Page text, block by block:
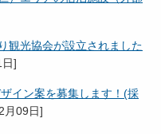
光協会が設立されました
]
イン案を募集します！(採
月09日]